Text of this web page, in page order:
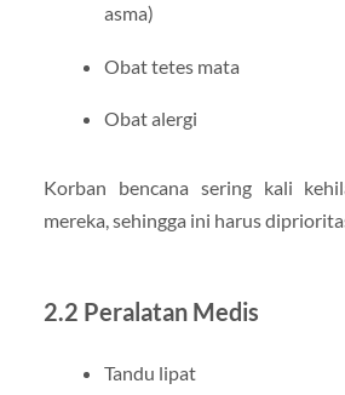
asma)
Obat tetes mata
Obat alergi
Korban bencana sering kali
mereka, sehingga ini harus
2.2 Peralatan Medis
Tandu lipat